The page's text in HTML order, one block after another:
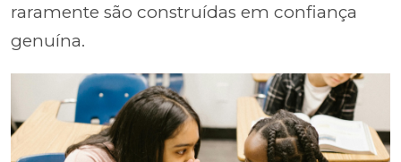
raramente são construídas em confiança
genuína.